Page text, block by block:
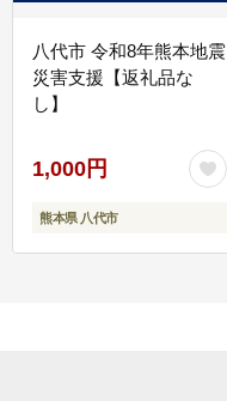
八代市 令和8年熊本地震
災害支援【返礼品な
し】
1,000円
熊本県 八代市